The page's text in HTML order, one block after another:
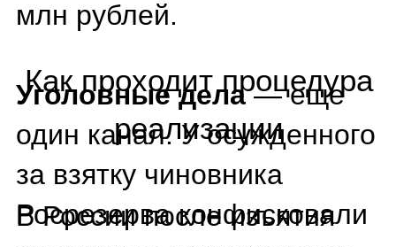
В Швейцарии тоже
продажи. Например, в
городе Цуг местное
ведомство выставило на
торги восемь люксовых
часов общей стоимостью
почти 350 000 франков.
Инвестиционная